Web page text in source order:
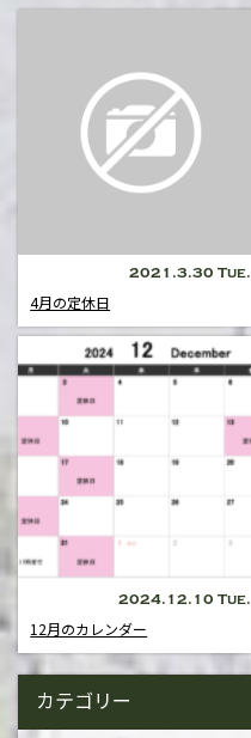
2021.3.30 Tue.
4月の定休日
2024.12.10 Tue.
12月のカレンダー
カテゴリー